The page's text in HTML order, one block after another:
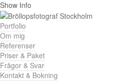
Show Info
Portfolio
Om mig
Referenser
Priser & Paket
Frågor & Svar
Kontakt & Bokning